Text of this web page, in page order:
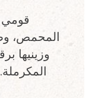
قومي
المحمص،
وزينيها